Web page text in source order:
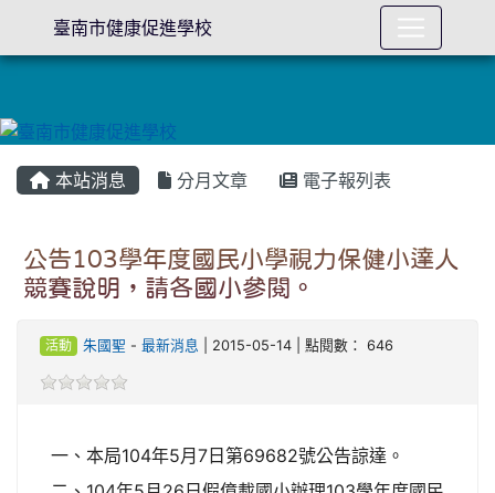
本站消息 分月文章 電子報列表
公告103學年度國民小學視力保健小達人
競賽說明，請各國小參閱。
活動 朱國聖 - 最新消息 | 2015-05-14 | 點閱數： 646
一、本局104年5月7日第69682號公告諒達。
臺南市健康促進學校